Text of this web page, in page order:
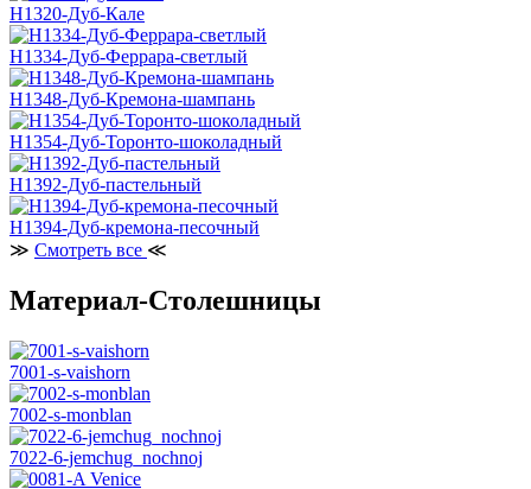
H1320-Дуб-Кале
H1334-Дуб-Феррара-светлый
H1348-Дуб-Кремона-шампань
H1354-Дуб-Торонто-шоколадный
H1392-Дуб-пастельный
H1394-Дуб-кремона-песочный
≫ Смотреть все ≪
Материал-Столешницы
7001-s-vaishorn
7002-s-monblan
7022-6-jemchug_nochnoj